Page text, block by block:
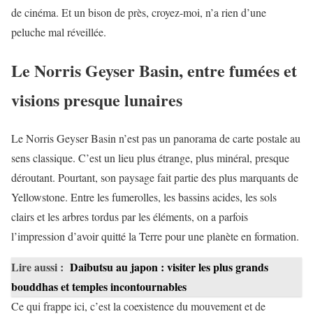
de cinéma. Et un bison de près, croyez-moi, n’a rien d’une
peluche mal réveillée.
Le Norris Geyser Basin, entre fumées et
visions presque lunaires
Le Norris Geyser Basin n’est pas un panorama de carte postale au
sens classique. C’est un lieu plus étrange, plus minéral, presque
déroutant. Pourtant, son paysage fait partie des plus marquants de
Yellowstone. Entre les fumerolles, les bassins acides, les sols
clairs et les arbres tordus par les éléments, on a parfois
l’impression d’avoir quitté la Terre pour une planète en formation.
Lire aussi : Daibutsu au japon : visiter les plus grands
bouddhas et temples incontournables
Ce qui frappe ici, c’est la coexistence du mouvement et de